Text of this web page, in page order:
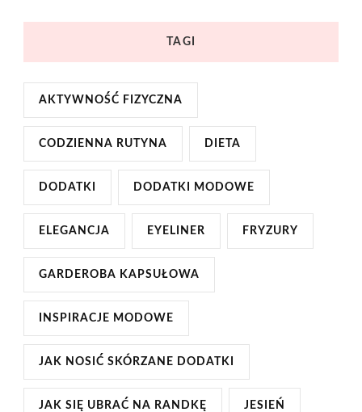
TAGI
AKTYWNOŚĆ FIZYCZNA
CODZIENNA RUTYNA DIETA
DODATKI DODATKI MODOWE
ELEGANCJA EYELINER FRYZURY
GARDEROBA KAPSUŁOWA
INSPIRACJE MODOWE
JAK NOSIĆ SKÓRZANE DODATKI
JAK SIĘ UBRAĆ NA RANDKĘ JESIEŃ